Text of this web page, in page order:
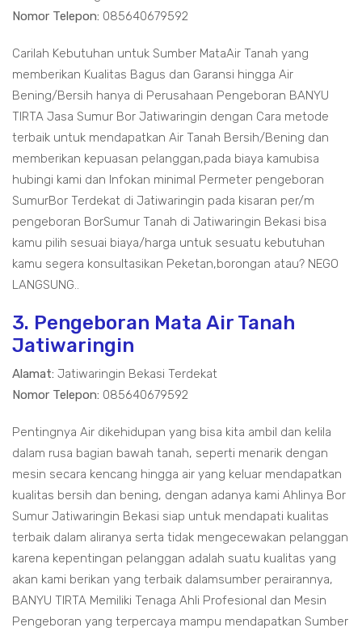
Nomor Telepon: 085640679592
Carilah Kebutuhan untuk Sumber MataAir Tanah yang
memberikan Kualitas Bagus dan Garansi hingga Air
Bening/Bersih hanya di Perusahaan Pengeboran BANYU
TIRTA Jasa Sumur Bor Jatiwaringin dengan Cara metode
terbaik untuk mendapatkan Air Tanah Bersih/Bening dan
memberikan kepuasan pelanggan,pada biaya kamubisa
hubingi kami dan Infokan minimal Permeter pengeboran
SumurBor Terdekat di Jatiwaringin pada kisaran per/m
pengeboran BorSumur Tanah di Jatiwaringin Bekasi bisa
kamu pilih sesuai biaya/harga untuk sesuatu kebutuhan
kamu segera konsultasikan Peketan,borongan atau? NEGO
LANGSUNG..
3. Pengeboran Mata Air Tanah
Jatiwaringin
Alamat: Jatiwaringin Bekasi Terdekat
Nomor Telepon: 085640679592
Pentingnya Air dikehidupan yang bisa kita ambil dan kelila
dalam rusa bagian bawah tanah, seperti menarik dengan
mesin secara kencang hingga air yang keluar mendapatkan
kualitas bersih dan bening, dengan adanya kami Ahlinya Bor
Sumur Jatiwaringin Bekasi siap untuk mendapati kualitas
terbaik dalam aliranya serta tidak mengecewakan pelanggan
karena kepentingan pelanggan adalah suatu kualitas yang
akan kami berikan yang terbaik dalamsumber perairannya,
BANYU TIRTA Memiliki Tenaga Ahli Profesional dan Mesin
Pengeboran yang terpercaya mampu mendapatkan Sumber